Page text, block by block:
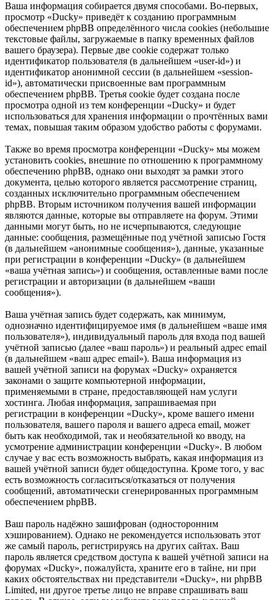
Ваша информация собирается двумя способами. Во-первых,
просмотр «Ducky» приведёт к созданию программным
обеспечением phpBB определённого числа cookies (небольшие
текстовые файлы, загружаемые в папку временных файлов
вашего браузера). Первые две cookie содержат только
идентификатор пользователя (в дальнейшем «user-id») и
идентификатор анонимной сессии (в дальнейшем «session-
id»), автоматически присвоенные вам программным
обеспечением phpBB. Третья cookie будет создана после
просмотра одной из тем конференции «Ducky» и будет
использоваться для хранения информации о прочтённых вами
темах, повышая таким образом удобство работы с форумами.
Также во время просмотра конференции «Ducky» мы можем
установить cookies, внешние по отношению к программному
обеспечению phpBB, однако они выходят за рамки этого
документа, целью которого является рассмотрение страниц,
созданных исключительно программным обеспечением
phpBB. Вторым источником получения вашей информации
являются данные, которые вы отправляете на форум. Этими
данными могут быть, но не исчерпываются, следующие
данные: сообщения, размещённые под учётной записью Гостя
(в дальнейшем «анонимные сообщения»), данные, указанные
при регистрации в конференции «Ducky» (в дальнейшем
«ваша учётная запись») и сообщения, оставленные вами после
регистрации и авторизации (в дальнейшем «ваши
сообщения»).
Ваша учётная запись будет содержать, как минимум,
однозначно идентифицируемое имя (в дальнейшем «ваше имя
пользователя»), индивидуальный пароль для входа под вашей
учётной записью (далее «ваш пароль») и реальный адрес email
(в дальнейшем «ваш адрес email»). Ваша информация из
вашей учётной записи на форумах «Ducky» охраняется
законами о защите компьютерной информации,
применяемыми в стране, предоставляющей нам услуги
хостинга. Любая информация, запрашиваемая при
регистрации в конференции «Ducky», кроме вашего имени
пользователя, вашего пароля и вашего адреса email, может
быть как необходимой, так и необязательной ко вводу, на
усмотрение администрации конференции «Ducky». В любом
случае у вас есть возможность выбрать, какая информация из
вашей учётной записи будет общедоступна. Кроме того, у вас
есть возможность согласиться/отказаться от получения
сообщений, автоматически сгенерированных программным
обеспечением phpBB.
Ваш пароль надёжно зашифрован (односторонним
хэшированием). Однако не рекомендуется использовать этот
же самый пароль, регистрируясь на других сайтах. Ваш
пароль является средством доступа к вашей учётной записи на
форумах «Ducky», пожалуйста, храните его в тайне, ни при
каких обстоятельствах ни представители «Ducky», ни phpBB
Limited, ни другое третье лицо не вправе спрашивать ваш